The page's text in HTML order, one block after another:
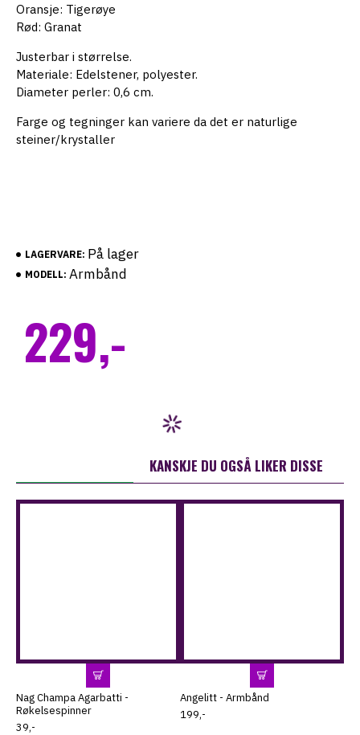
Oransje: Tigerøye
Rød: Granat
Justerbar i størrelse.
Materiale: Edelstener, polyester.
Diameter perler: 0,6 cm.
Farge og tegninger kan variere da det er naturlige
steiner/krystaller
LAGERVARE: På lager
MODELL: Armbånd
229,-
KANSKJE DU OGSÅ LIKER DISSE
Nag Champa Agarbatti -
Røkelsespinner
39,-
Angelitt - Armbånd
199,-